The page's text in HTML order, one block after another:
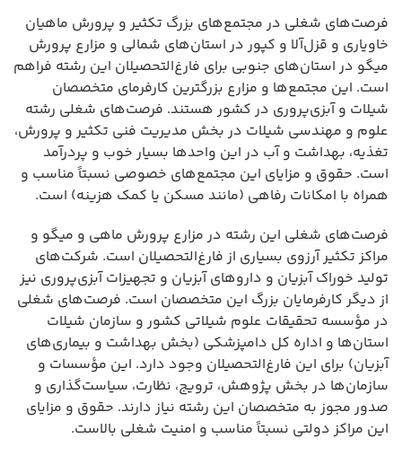
فرصت‌های شغلی در مجتمع‌های بزرگ تکثیر و پرورش ماهیان
خاویاری و قزل‌آلا و کپور در استان‌های شمالی و مزارع پرورش
میگو در استان‌های جنوبی برای فارغ‌التحصیلان این رشته فراهم
است. این مجتمع‌ها و مزارع بزرگترین کارفرمای متخصصان
شیلات و آبزی‌پروری در کشور هستند. فرصت‌های شغلی رشته
علوم و مهندسی شیلات در بخش مدیریت فنی تکثیر و پرورش،
تغذیه، بهداشت و آب در این واحدها بسیار خوب و پردرآمد
است. حقوق و مزایای این مجتمع‌های خصوصی نسبتاً مناسب و
همراه با امکانات رفاهی (مانند مسکن یا کمک هزینه) است.
فرصت‌های شغلی این رشته در مزارع پرورش ماهی و میگو و
مراکز تکثیر آرزوی بسیاری از فارغ‌التحصیلان است. شرکت‌های
تولید خوراک آبزیان و داروهای آبزیان و تجهیزات آبزی‌پروری نیز
از دیگر کارفرمایان بزرگ این متخصصان است. فرصت‌های شغلی
در مؤسسه تحقیقات علوم شیلاتی کشور و سازمان شیلات
استان‌ها و اداره کل دامپزشکی (بخش بهداشت و بیماری‌های
آبزیان) برای این فارغ‌التحصیلان وجود دارد. این مؤسسات و
سازمان‌ها در بخش پژوهش، ترویج، نظارت، سیاست‌گذاری و
صدور مجوز به متخصصان این رشته نیاز دارند. حقوق و مزایای
این مراکز دولتی نسبتاً مناسب و امنیت شغلی بالاست.